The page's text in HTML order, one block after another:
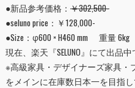
●新品参考価格： ￥302,500-
●seluno price：￥128,000-
●Size：φ600 × H460 mm 重量 6kg
現在、楽天『SELUNO』にて出品中
※高級家具・デザイナーズ家具
をメインに在庫数日本一を目指し